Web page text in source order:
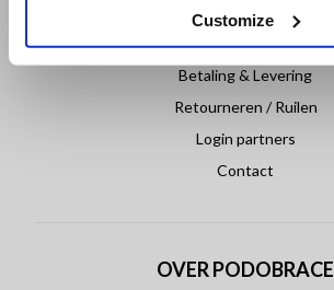
Customize
Veelgestelde vragen
Klantenservice
Betaling & Levering
Retourneren / Ruilen
Login partners
Contact
OVER PODOBRACE